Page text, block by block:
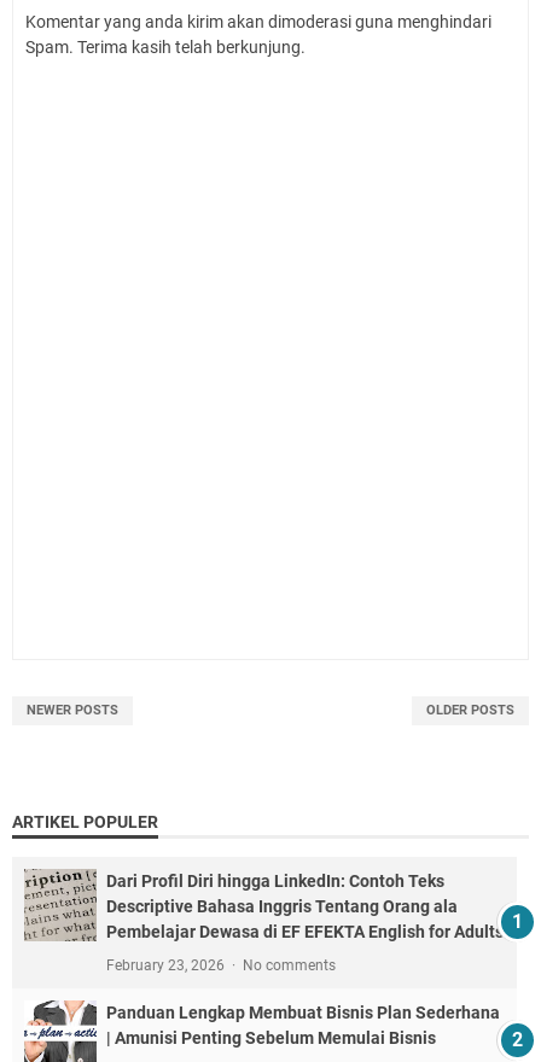
Komentar yang anda kirim akan dimoderasi guna menghindari
Spam. Terima kasih telah berkunjung.
NEWER POSTS OLDER POSTS
ARTIKEL POPULER
Dari Profil Diri hingga LinkedIn: Contoh Teks
Descriptive Bahasa Inggris Tentang Orang ala
Pembelajar Dewasa di EF EFEKTA English for Adults
February 23, 2026 No comments
Panduan Lengkap Membuat Bisnis Plan Sederhana
| Amunisi Penting Sebelum Memulai Bisnis